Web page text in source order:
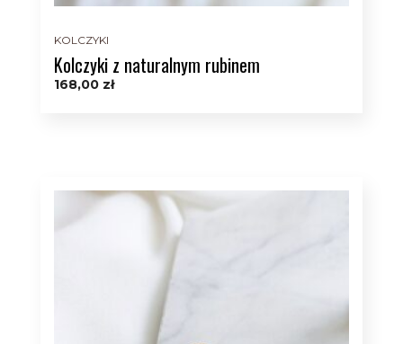
KOLCZYKI
Kolczyki z naturalnym rubinem
168,00 zł